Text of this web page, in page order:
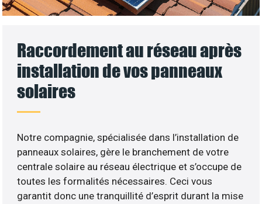
Raccordement au réseau après
installation de vos panneaux
solaires
Notre compagnie, spécialisée dans l’installation de
panneaux solaires, gère le branchement de votre
centrale solaire au réseau électrique et s’occupe de
toutes les formalités nécessaires. Ceci vous
garantit donc une tranquillité d’esprit durant la mise